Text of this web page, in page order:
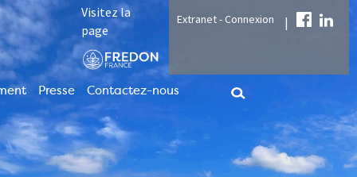
Visitez la
page
Extranet - Connexion |
Presse Contactez-nous